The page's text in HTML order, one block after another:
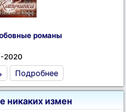
романы
2020
Подробнее
никаких измен